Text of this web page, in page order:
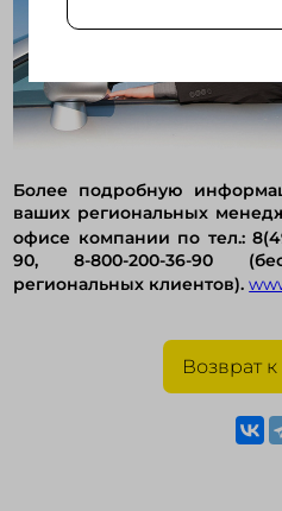
Более подробную
ваших региональных
офисе компании по тел.:
90, 8-800-200-36-90
региональных клиентов).
Возврат